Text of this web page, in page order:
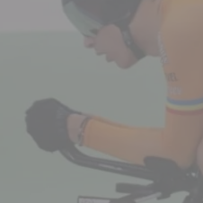
con la contratación de 55 personas
riesgo de incendios e
de la CV-95, clave para
comienzo a sus Fiestas 2026